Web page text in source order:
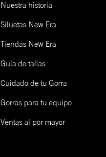
Nuestra historia
Siluetas New Era
Tiendas New Era
Guía de tallas
Cuidado de tu Gorra
Gorras para tu equipo
Ventas al por mayor